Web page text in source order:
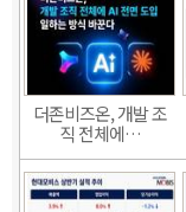
더존비즈온, 개발 조
직 전체에…